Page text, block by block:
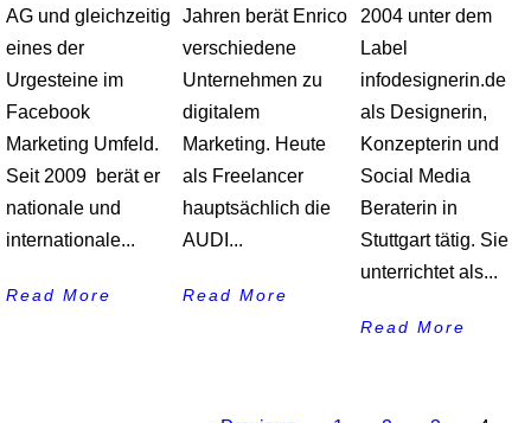
AG und gleichzeitig
eines der
Urgesteine im
Facebook
Marketing Umfeld.
Seit 2009 berät er
nationale und
internationale...
Read More
Jahren berät Enrico
verschiedene
Unternehmen zu
digitalem
Marketing. Heute
als Freelancer
hauptsächlich die
AUDI...
Read More
2004 unter dem
Label
infodesignerin.de
als Designerin,
Konzepterin und
Social Media
Beraterin in
Stuttgart tätig. Sie
unterrichtet als...
Read More